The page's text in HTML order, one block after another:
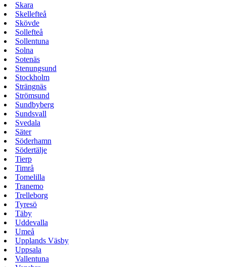
Skara
Skellefteå
Skövde
Sollefteå
Sollentuna
Solna
Sotenäs
Stenungsund
Stockholm
Strängnäs
Strömsund
Sundbyberg
Sundsvall
Svedala
Säter
Söderhamn
Södertälje
Tierp
Timrå
Tomelilla
Tranemo
Trelleborg
Tyresö
Täby
Uddevalla
Umeå
Upplands Väsby
Uppsala
Vallentuna